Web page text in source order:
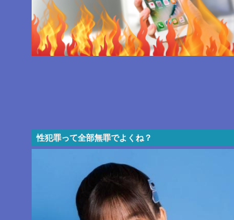
性犯罪って全部無罪でよくね？